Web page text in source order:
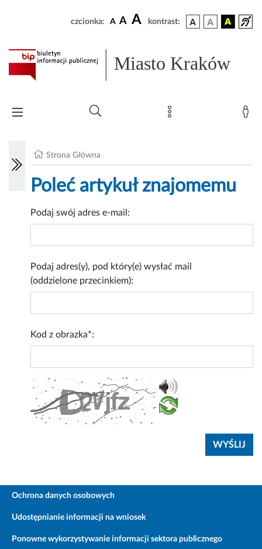
czcionka: A A A kontrast:
Miasto Kraków
Strona Główna
Poleć artykuł znajomemu
Podaj swój adres e-mail:
Podaj adres(y), pod który(e) wysłać mail
(oddzielone przecinkiem):
Kod z obrazka*:
Ochrona danych osobowych
Udostępnianie informacji na wniosek
Ponowne wykorzystywanie informacji sektora publicznego